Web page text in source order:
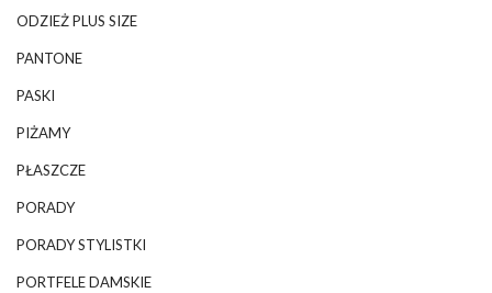
ODZIEŻ PLUS SIZE
PANTONE
PASKI
PIŻAMY
PŁASZCZE
PORADY
PORADY STYLISTKI
PORTFELE DAMSKIE